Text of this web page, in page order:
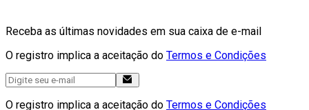
Receba as últimas novidades em sua caixa de e-mail
O registro implica a aceitação do Termos e Condições
O registro implica a aceitação do Termos e Condições